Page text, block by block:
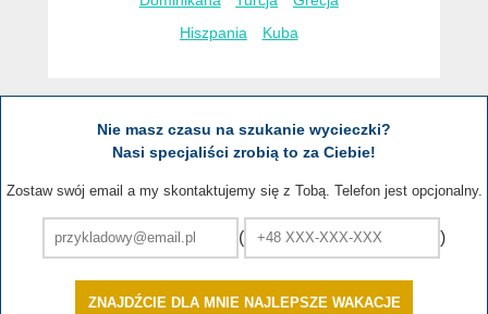
Hiszpania Kuba
Nie masz czasu na szukanie wycieczki?
Nasi specjaliści zrobią to za Ciebie!
Zostaw swój email a my skontaktujemy się z Tobą. Telefon jest opcjonalny.
( )
ZNAJDŹCIE DLA MNIE NAJLEPSZE WAKACJE